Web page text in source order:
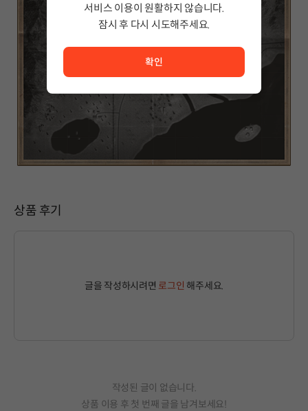
상품 후기
글을 작성하시려면 로그인 해주세요.
작성된 글이 없습니다.
상품 이용 후 첫 번째 글을 남겨보세요!
서비스 이용이 원활하지 않습니다.
잠시 후 다시 시도해주세요.
서비스 이용이 원활하지 않습니다. <br/> 잠시 후 다시 시도
확인